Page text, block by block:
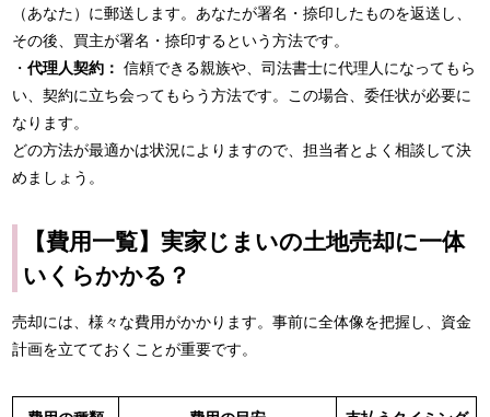
（あなた）に郵送します。あなたが署名・捺印したものを返送し、
その後、買主が署名・捺印するという方法です。
・代理人契約： 信頼できる親族や、司法書士に代理人になってもら
い、契約に立ち会ってもらう方法です。この場合、委任状が必要に
なります。
どの方法が最適かは状況によりますので、担当者とよく相談して決
めましょう。
【費用一覧】実家じまいの土地売却に一体
いくらかかる？
売却には、様々な費用がかかります。事前に全体像を把握し、資金
計画を立てておくことが重要です。